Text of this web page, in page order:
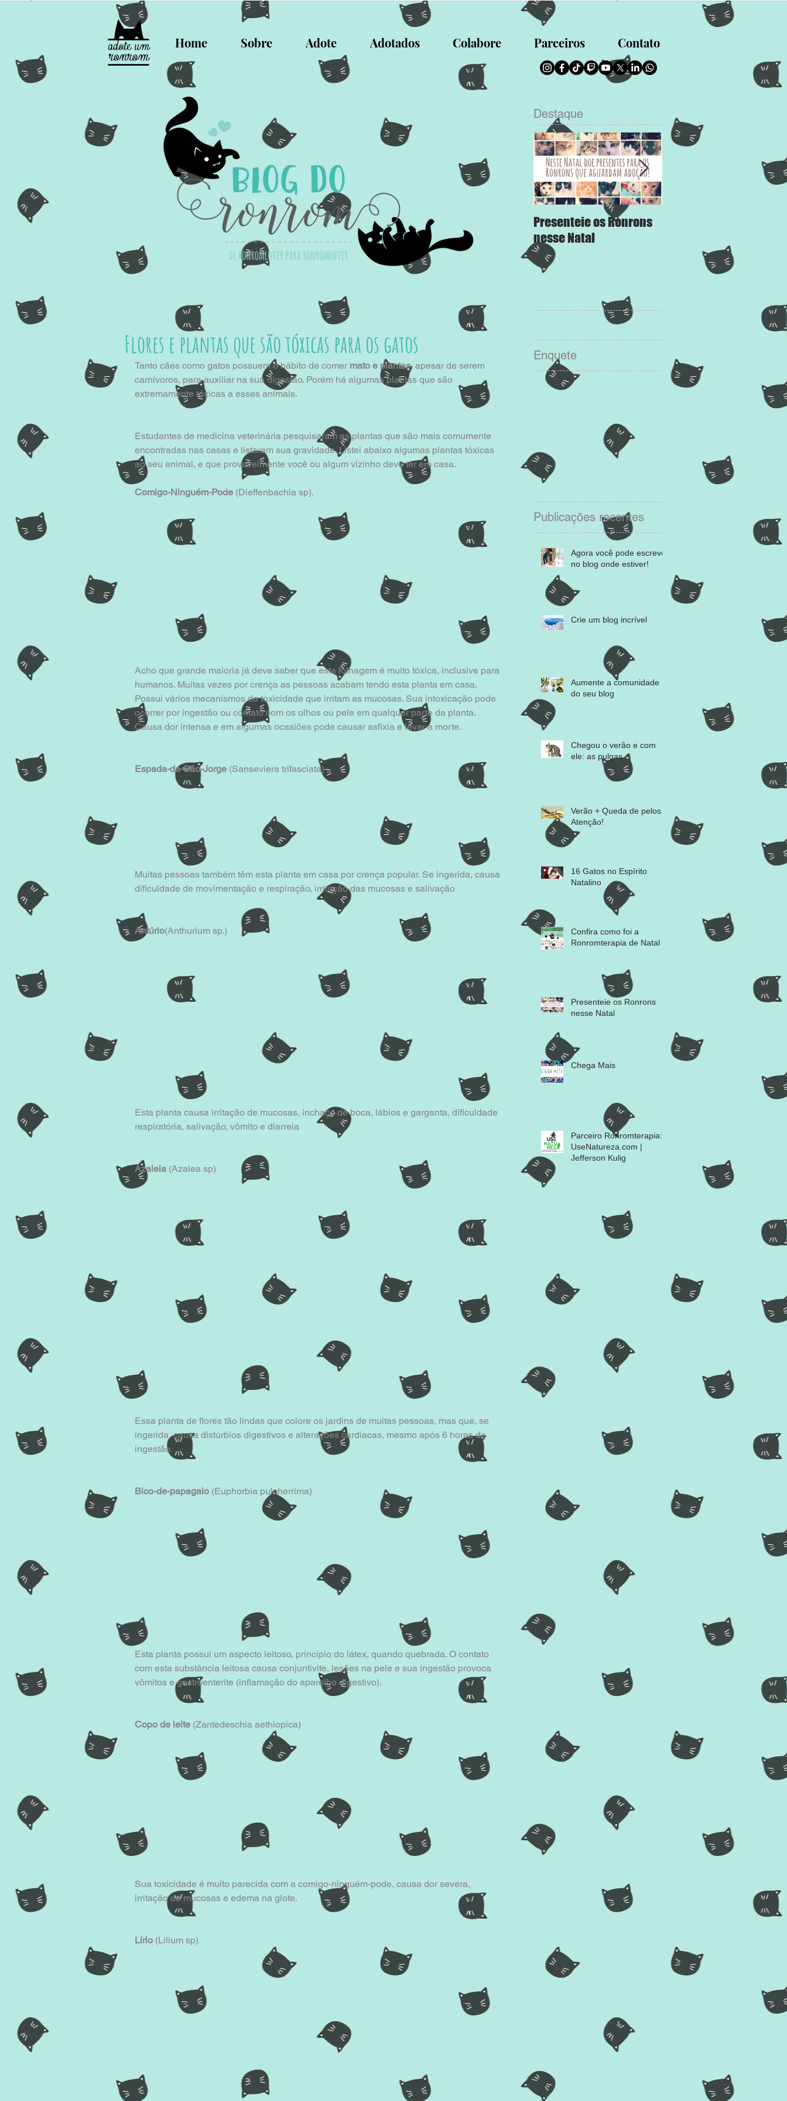
Home Sobre Adote Adotados Colabore Parceiros Contato
Destaque
Presenteie os Ronrons
nesse Natal
Flores e plantas que são tóxicas para os gatos
Tanto cães como gatos possuem o hábito de comer mato e plantas, apesar de serem
carnívoros, para auxiliar na sua digestão. Porém há algumas plantas que são
extremamente tóxicas a esses animais.
Estudantes de medicina veterinária pesquisaram as plantas que são mais comumente
encontradas nas casas e listaram sua gravidade. Listei abaixo algumas plantas tóxicas
ao seu animal, e que provavelmente você ou algum vizinho deve ter em casa.
Comigo-Ninguém-Pode (Dieffenbachia sp).
Acho que grande maioria já deve saber que esta folhagem é muito tóxica, inclusive para
humanos. Muitas vezes por crença as pessoas acabam tendo esta planta em casa.
Possui vários mecanismos de toxicidade que irritam as mucosas. Sua intoxicação pode
ocorrer por ingestão ou contato com os olhos ou pele em qualquer parte da planta.
Causa dor intensa e em algumas ocasiões pode causar asfixia e levar a morte.
Espada-de-São-Jorge (Sanseviera trifasciata)
Muitas pessoas também têm esta planta em casa por crença popular. Se ingerida, causa
dificuldade de movimentação e respiração, irritação das mucosas e salivação
Antúrio(Anthurium sp.)
Esta planta causa irritação de mucosas, inchaço de boca, lábios e garganta, dificuldade
respiratória, salivação, vômito e diarreia
Azaleia (Azalea sp)
Essa planta de flores tão lindas que colore os jardins de muitas pessoas, mas que, se
ingerida, causa distúrbios digestivos e alterações cardíacas, mesmo após 6 horas da
ingestão.
Bico-de-papagaio (Euphorbia pulcherrima)
Esta planta possui um aspecto leitoso, princípio do látex, quando quebrada. O contato
com esta substância leitosa causa conjuntivite, lesões na pele e sua ingestão provoca
vômitos e gastroenterite (inflamação do aparelho digestivo).
Copo de leite (Zantedeschia aethiopica)
Sua toxicidade é muito parecida com a comigo-ninguém-pode, causa dor severa,
irritação de mucosas e edema na glote.
Lírio (Lilium sp)
Enquete
Publicações recentes
Agora você pode escrever
no blog onde estiver!
Crie um blog incrível
Aumente a comunidade
do seu blog
Chegou o verão e com
ele: as pulgas
Verão + Queda de pelos =
Atenção!
16 Gatos no Espírito
Natalino
Confira como foi a
Ronromterapia de Natal
Presenteie os Ronrons
nesse Natal
Chega Mais
Parceiro Ronromterapia:
UseNatureza.com |
Jefferson Kulig